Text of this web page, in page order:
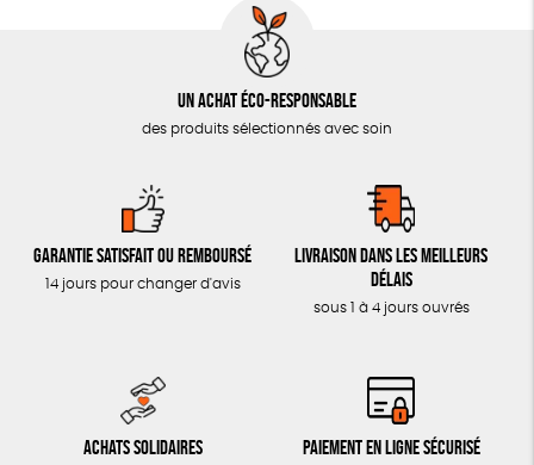
Un achat éco-responsable
des produits sélectionnés avec soin
Garantie satisfait ou remboursé
14 jours pour changer d'avis
Livraison dans les meilleurs
délais
sous 1 à 4 jours ouvrés
Achats solidaires Paiement en ligne sécurisé